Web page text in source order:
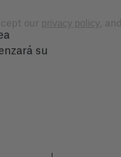
su
our privacy policy,